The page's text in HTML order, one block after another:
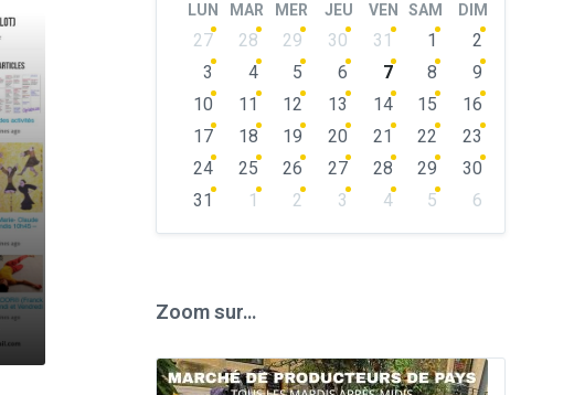
LUN MAR MER JEU VEN SAM DIM
Skip
calendar
days
27 28 29 30 31 1
2
3
4 5 6 7 8
9
10
11 12 13 14 15
16
17
18 19 20 21 22
23
24
25 26 27 28 29
30
31
1 2 3 4 5
6
Zoom sur…